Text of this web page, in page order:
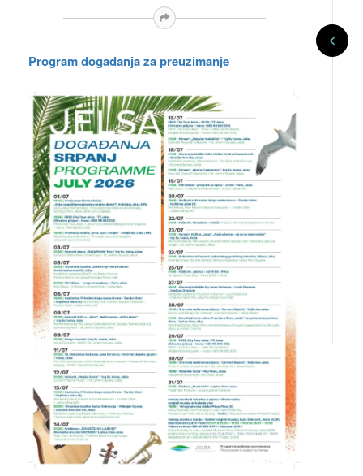
Program događanja za preuzimanje